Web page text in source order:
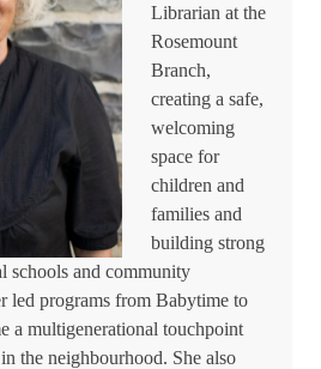
Librarian at the
Rosemount
Branch,
creating a safe,
welcoming
space for
children and
families and
building strong
schools and community
led programs from Babytime to
a multigenerational touchpoint
the neighbourhood. She also